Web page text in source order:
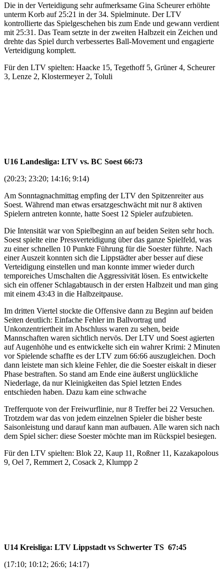
Die in der Verteidigung sehr aufmerksame Gina Scheurer erhöhte
unterm Korb auf 25:21 in der 34. Spielminute. Der LTV
kontrollierte das Spielgeschehen bis zum Ende und gewann verdient
mit 25:31. Das Team setzte in der zweiten Halbzeit ein Zeichen und
drehte das Spiel durch verbessertes Ball-Movement und engagierte
Verteidigung komplett.
Für den LTV spielten: Haacke 15, Tegethoff 5, Grüner 4, Scheurer
3, Lenze 2, Klostermeyer 2, Toluli
U16 Landesliga: LTV vs. BC Soest 66:73
(20:23; 23:20; 14:16; 9:14)
Am Sonntagnachmittag empfing der LTV den Spitzenreiter aus
Soest. Während man etwas ersatzgeschwächt mit nur 8 aktiven
Spielern antreten konnte, hatte Soest 12 Spieler aufzubieten.
Die Intensität war von Spielbeginn an auf beiden Seiten sehr hoch.
Soest spielte eine Pressverteidigung über das ganze Spielfeld, was
zu einer schnellen 10 Punkte Führung für die Soester führte. Nach
einer Auszeit konnten sich die Lippstädter aber besser auf diese
Verteidigung einstellen und man konnte immer wieder durch
temporeiches Umschalten die Aggressivität lösen. Es entwickelte
sich ein offener Schlagabtausch in der ersten Halbzeit und man ging
mit einem 43:43 in die Halbzeitpause.
Im dritten Viertel stockte die Offensive dann zu Beginn auf beiden
Seiten deutlich: Einfache Fehler im Ballvortrag und
Unkonzentriertheit im Abschluss waren zu sehen, beide
Mannschaften waren sichtlich nervös. Der LTV und Soest agierten
auf Augenhöhe und es entwickelte sich ein wahrer Krimi: 2 Minuten
vor Spielende schaffte es der LTV zum 66:66 auszugleichen. Doch
dann leistete man sich kleine Fehler, die die Soester eiskalt in dieser
Phase bestraften. So stand am Ende eine äußerst unglückliche
Niederlage, da nur Kleinigkeiten das Spiel letzten Endes
entschieden haben. Dazu kam eine schwache
Trefferquote von der Freiwurflinie, nur 8 Treffer bei 22 Versuchen.
Trotzdem war das von jedem einzelnen Spieler die bisher beste
Saisonleistung und darauf kann man aufbauen. Alle waren sich nach
dem Spiel sicher: diese Soester möchte man im Rückspiel besiegen.
Für den LTV spielten: Blok 22, Kaup 11, Roßner 11, Kazakapolous
9, Oel 7, Remmert 2, Cosack 2, Klumpp 2
U14 Kreisliga: LTV Lippstadt vs Schwerter TS 67:45
(17:10; 10:12; 26:6; 14:17)